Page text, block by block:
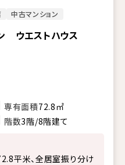
中古マンション
ウエストハウス
専有面積72.8㎡
階数3階/8階建て
平米、全居室振り分け